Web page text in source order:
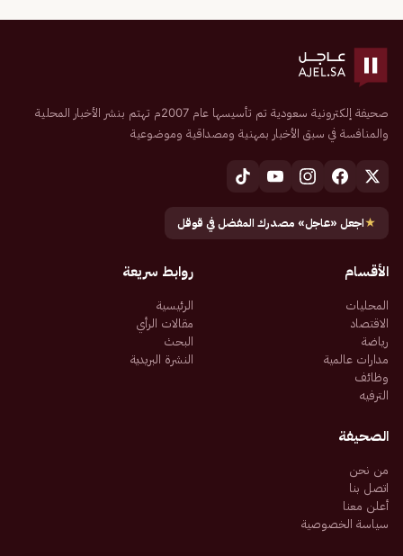
صحيفة إلكترونية سعودية تم تأسيسها عام 2007م تهتم بنشر الأخبار المحلية
والمنافسة في سبق الأخبار بمهنية ومصداقية وموضوعية
★اجعل «عاجل» مصدرك المفضل في قوقل
الأقسام
المحليات
الاقتصاد
رياضة
مدارات عالمية
وظائف
الترفيه
روابط سريعة
الرئيسية
مقالات الرأي
البحث
النشرة البريدية
الصحيفة
من نحن
اتصل بنا
أعلن معنا
سياسة الخصوصية